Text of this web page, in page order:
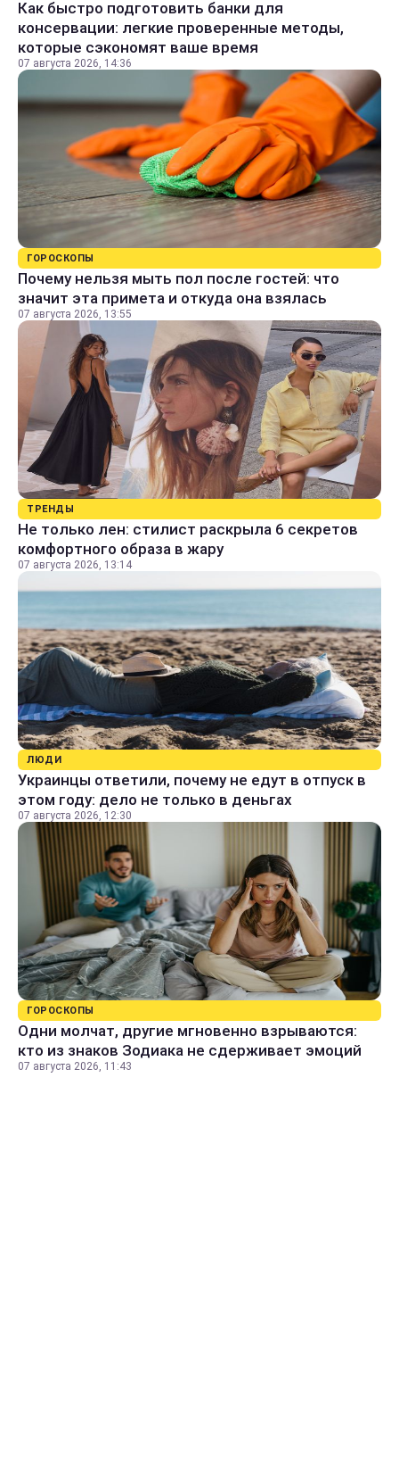
Как быстро подготовить банки для
консервации: легкие проверенные методы,
которые сэкономят ваше время
07 августа 2026, 14:36
ГОРОСКОПЫ
Почему нельзя мыть пол после гостей: что
значит эта примета и откуда она взялась
07 августа 2026, 13:55
ТРЕНДЫ
Не только лен: стилист раскрыла 6 секретов
комфортного образа в жару
07 августа 2026, 13:14
ЛЮДИ
Украинцы ответили, почему не едут в отпуск в
этом году: дело не только в деньгах
07 августа 2026, 12:30
ГОРОСКОПЫ
Одни молчат, другие мгновенно взрываются:
кто из знаков Зодиака не сдерживает эмоций
07 августа 2026, 11:43